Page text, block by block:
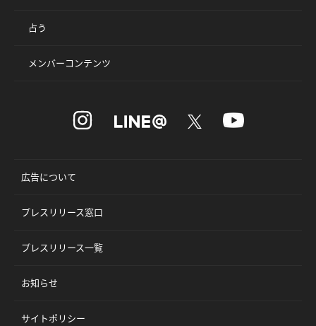
占う
メンバーコンテンツ
広告について
プレスリリース窓口
プレスリリース一覧
お知らせ
サイトポリシー